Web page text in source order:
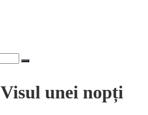
Search
Visul unei nopți